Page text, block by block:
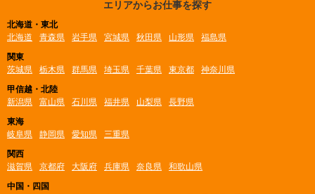
エリアからお仕事を探す
北海道・東北
北海道
青森県 岩手県 宮城県 秋田県 山形県 福島県
関東
茨城県
栃木県 群馬県 埼玉県 千葉県 東京都 神奈川県
甲信越・北陸
新潟県
富山県 石川県 福井県 山梨県 長野県
東海
岐阜県
静岡県 愛知県 三重県
関西
滋賀県
京都府 大阪府 兵庫県 奈良県 和歌山県
中国・四国